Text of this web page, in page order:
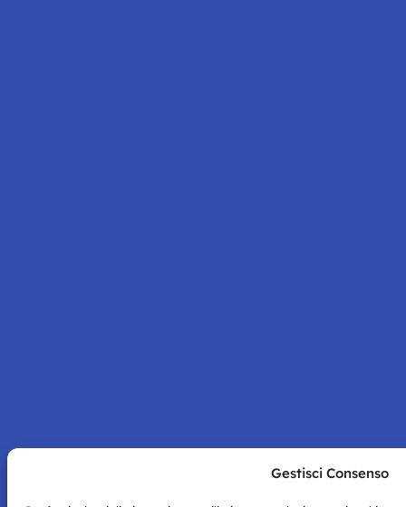
Gestisci Consenso